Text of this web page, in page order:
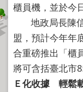
政
資
訊
公
開
櫃員機，並於今
地政局長陳信
盟，預計今年年
合重磅推出「櫃
將可含括臺北市
Ｅ化收據 輕鬆